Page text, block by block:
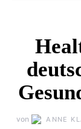
von ANNE